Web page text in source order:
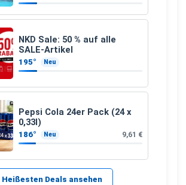
NKD Sale: 50 % auf alle
SALE-Artikel
195° Neu
Pepsi Cola 24er Pack (24 x
0,33l)
186° Neu 9,61 €
Heißesten Deals ansehen